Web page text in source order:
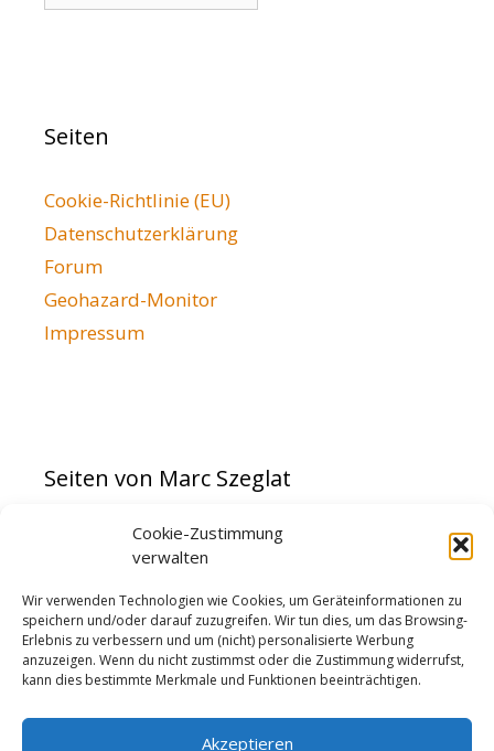
Cookie-Zustimmung
verwalten
Wir verwenden Technologien wie Cookies, um Geräteinformationen zu
speichern und/oder darauf zuzugreifen. Wir tun dies, um das Browsing-
Erlebnis zu verbessern und um (nicht) personalisierte Werbung
anzuzeigen. Wenn du nicht zustimmst oder die Zustimmung widerrufst,
kann dies bestimmte Merkmale und Funktionen beeinträchtigen.
Akzeptieren
Seiten
Cookie-Richtlinie (EU)
Datenschutzerklärung
Forum
Geohazard-Monitor
Impressum
Seiten von Marc Szeglat
vulkane.net
Streaming Planet HD
Kameramann